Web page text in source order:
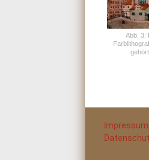
Abb. 3:
Impressum